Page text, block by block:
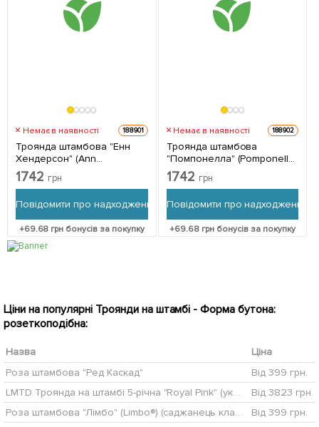
Немає в наявності 188901
Троянда штамбова "Енн
Хендерсон" (Ann
Henderson) (саджанець
класу АА+) 1 саджанець в
1742 грн
Повідомити про надходження
+69.68 грн бонусів за покупку
Немає в наявності 188902
Троянда штамбова
"Помпонелла" (Pomponella)
(саджанець класу АА+) 1
саджанець в упаковці
1742 грн
Повідомити про надходження
+69.68 грн бонусів за покупку
Ціни на популярні Троянди на штамбі - Форма бутона:
розеткоподібна:
Назва
Ціна
Роза штамбова "Ред Каскад"
Від 399 грн.
LMTD Троянда на штамбі 5-річна "Royal Pink" (укорінений саджанець у горщику, висота 130-150см)
Від 3823 грн.
Роза штамбова "Лімбо" (Limbo®) (саджанець класу АА +) вищий сорт
Від 399 грн.